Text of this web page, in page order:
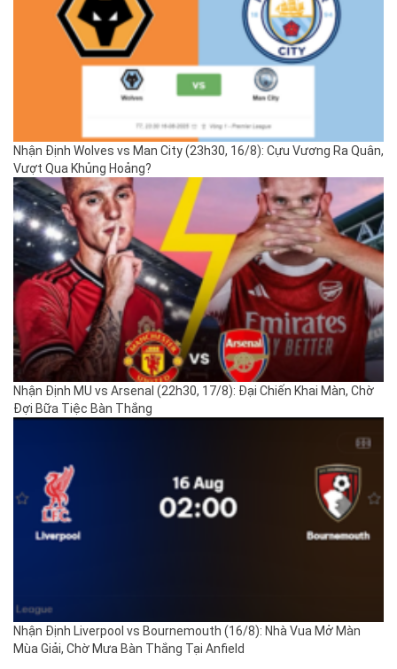
Nhận Định Wolves vs Man City (23h30, 16/8): Cựu Vương Ra Quân,
Vượt Qua Khủng Hoảng?
Nhận Định MU vs Arsenal (22h30, 17/8): Đại Chiến Khai Màn, Chờ
Đợi Bữa Tiệc Bàn Thắng
Nhận Định Liverpool vs Bournemouth (16/8): Nhà Vua Mở Màn
Mùa Giải, Chờ Mưa Bàn Thắng Tại Anfield